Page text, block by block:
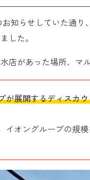
知らせしていた通り
した。
店があった場所、マ
が展開するディスカ
イオングループの規